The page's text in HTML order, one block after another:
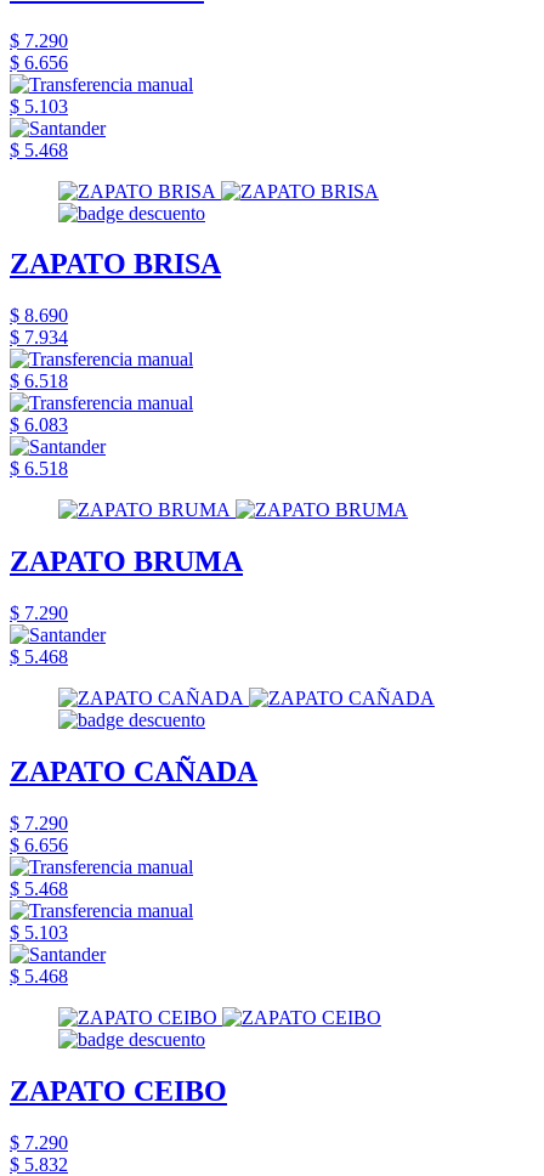
$ 7.290
$ 6.656
$ 5.103
$ 5.468
ZAPATO BRISA
$ 8.690
$ 7.934
$ 6.518
$ 6.083
$ 6.518
ZAPATO BRUMA
$ 7.290
$ 5.468
ZAPATO CAÑADA
$ 7.290
$ 6.656
$ 5.468
$ 5.103
$ 5.468
ZAPATO CEIBO
$ 7.290
$ 5.832